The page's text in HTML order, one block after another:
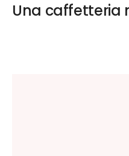
Una caffetteria